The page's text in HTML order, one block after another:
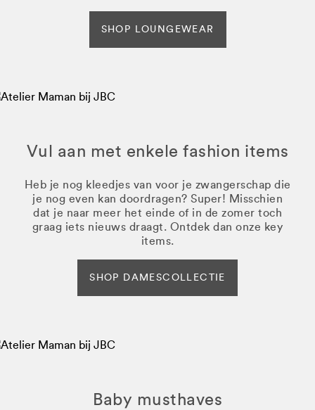
SHOP LOUNGEWEAR
Vul aan met enkele fashion items
Heb je nog kleedjes van voor je zwangerschap die
je nog even kan doordragen? Super! Misschien
dat je naar meer het einde of in de zomer toch
graag iets nieuws draagt. Ontdek dan onze key
items.
SHOP DAMESCOLLECTIE
Baby musthaves